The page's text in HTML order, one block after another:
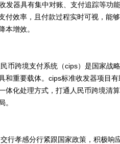
器具有集中对账、支付追踪等功能
付效率，且付款过程实时可视，能
本增效。
跨境支付系统（cips）是国家战略
和重要载体。cips标准收发器项目
体化处理方式，打通人民币跨境清
。
孝感分行紧跟国家政策，积极响